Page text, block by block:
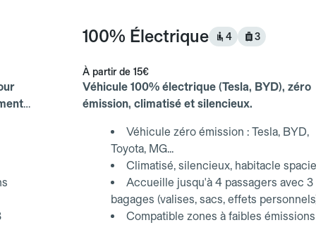
100% Électrique 4 3
À partir de 15€
Véhicule 100% électrique (Tesla, BYD), zéro
émission, climatisé et silencieux.
Véhicule zéro émission : Tesla, BYD,
Toyota, MG...
Climatisé, silencieux, habitacle
Accueille jusqu'à 4 passagers avec 3
bagages (valises, sacs, effets
Compatible zones à faibles émissions